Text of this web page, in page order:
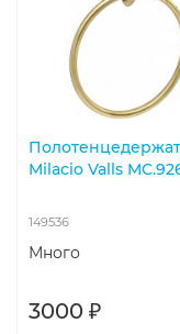
Milacio Valls
149536
Много
3000 ₽